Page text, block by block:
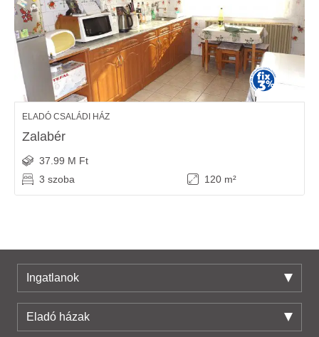
ELADÓ CSALÁDI HÁZ
Zalabér
37.99 M Ft
3 szoba
120 m²
Ingatlanok
Eladó házak